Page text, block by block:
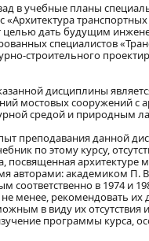
в учебные планы
целью дать будущим
специалистов
строительного
дисциплины
мостовых сооружений с
средой и природным
преподавания данной
по этому курсу,
посвященная архитектуре
авторами: академиком П.
в 1974 и
менее, рекомендовать
в виду их отсутствия
программы курса,